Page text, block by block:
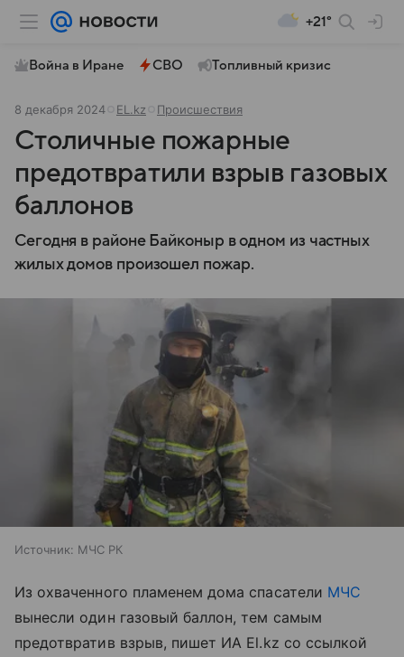
+21°
Война в Иране СВО Топливный кризис
8 декабря 2024 EL.kz Происшествия
Столичные пожарные
предотвратили взрыв газовых
баллонов
Сегодня в районе Байконыр в одном из частных
жилых домов произошел пожар.
Источник: МЧС РК
Из охваченного пламенем дома спасатели МЧС
вынесли один газовый баллон, тем самым
предотвратив взрыв, пишет ИА El.kz со ссылкой